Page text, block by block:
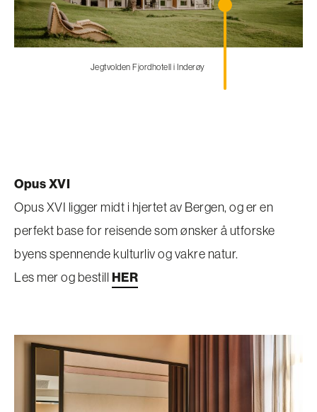
Jegtvolden Fjordhotell i Inderøy
Opus XVI
Opus XVI ligger midt i hjertet av Bergen, og er en
perfekt base for reisende som ønsker å utforske
byens spennende kulturliv og vakre natur.
Les mer og bestill HER